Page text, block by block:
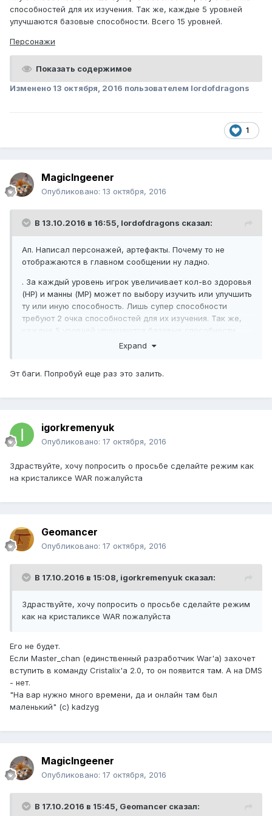
3. Карта.
Показать содержимое
способностей для их изучения. Так же, каждые 5 уровней
улучшаются базовые способности. Всего 15 уровней.
Персонажи
Показать содержимое
Изменено 13 октября, 2016 пользователем lordofdragons
1
MagicIngeener
Опубликовано: 13 октября, 2016
В 13.10.2016 в 16:55, lordofdragons сказал:
Ап. Написал персонажей, артефакты. Почему то не
отображаются в главном сообщении ну ладно.
. За каждый уровень игрок увеличивает кол-во здоровья
(HP) и манны (MP) может по выбору изучить или улучшить
ту или иную способность. Лишь супер способности
требуют 2 очка способностей для их изучения. Так же,
каждые 5 уровней улучшаются базовые способности.
Expand
Эт баги. Попробуй еще раз это залить.
igorkremenyuk
Опубликовано: 17 октября, 2016
Здраствуйте, хочу попросить о просьбе сделайте режим как
на кристаликсе WAR пожалуйста
Geomancer
Опубликовано: 17 октября, 2016
В 17.10.2016 в 15:08, igorkremenyuk сказал:
Здраствуйте, хочу попросить о просьбе сделайте режим
как на кристаликсе WAR пожалуйста
Его не будет.
Если Master_chan (единственный разработчик War'a) захочет
вступить в команду Cristalix'a 2.0, то он появится там. А на DMS
- нет.
"На вар нужно много времени, да и онлайн там был
маленький" (с) kadzyg
MagicIngeener
Опубликовано: 17 октября, 2016
В 17.10.2016 в 15:45, Geomancer сказал: